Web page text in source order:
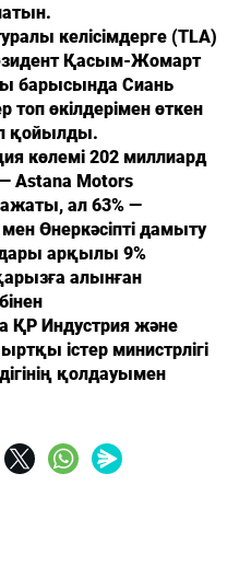
келісімдерге (TLA)
Қасым-Жомарт
барысында Сиань
өкілдерімен өткен
қойылды.
көлемі 202 миллиард
Astana Motors
ал 63% —
Өнеркәсіпті дамыту
арқылы 9%
алынған
Индустрия және
істер министрлігі
қолдауымен